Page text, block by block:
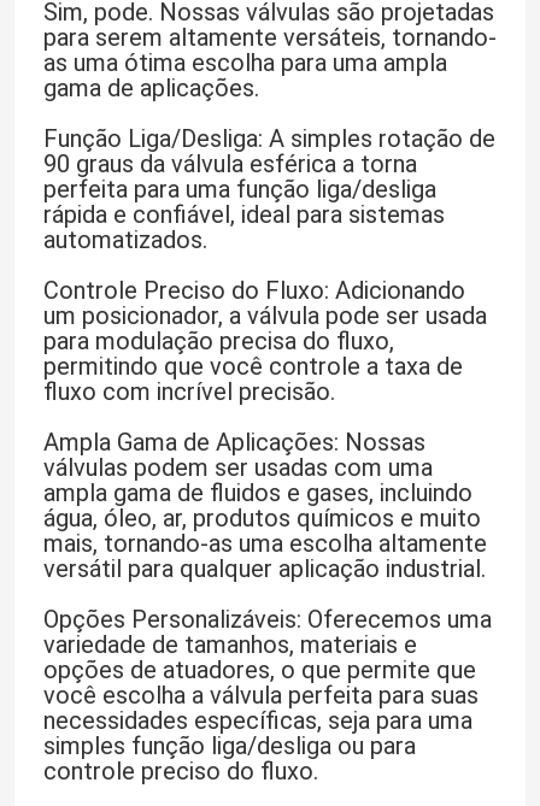
Sim, pode. Nossas válvulas são projetadas
para serem altamente versáteis, tornando-
as uma ótima escolha para uma ampla
gama de aplicações.
Função Liga/Desliga: A simples rotação de
90 graus da válvula esférica a torna
perfeita para uma função liga/desliga
rápida e confiável, ideal para sistemas
automatizados.
Controle Preciso do Fluxo: Adicionando
um posicionador, a válvula pode ser usada
para modulação precisa do fluxo,
permitindo que você controle a taxa de
fluxo com incrível precisão.
Ampla Gama de Aplicações: Nossas
válvulas podem ser usadas com uma
ampla gama de fluidos e gases, incluindo
água, óleo, ar, produtos químicos e muito
mais, tornando-as uma escolha altamente
versátil para qualquer aplicação industrial.
Opções Personalizáveis: Oferecemos uma
variedade de tamanhos, materiais e
opções de atuadores, o que permite que
você escolha a válvula perfeita para suas
necessidades específicas, seja para uma
simples função liga/desliga ou para
controle preciso do fluxo.